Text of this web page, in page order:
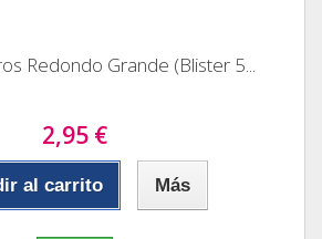
Redondo Grande (Blister 5...
2,95 €
al carrito Más